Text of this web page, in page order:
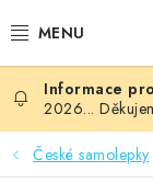
na
NOVINKY
HURÁ DÍLNA
2026...
České samolepky